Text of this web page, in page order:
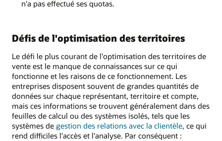
n'a pas effectué ses quotas.
Défis de l'optimisation des territoires
Le défi le plus courant de l'optimisation des territoires de
vente est le manque de connaissances sur ce qui
fonctionne et les raisons de ce fonctionnement. Les
entreprises disposent souvent de grandes quantités de
données sur chaque représentant, territoire et compte,
mais ces informations se trouvent généralement dans des
feuilles de calcul ou des systèmes isolés, tels que les
systèmes de gestion des relations avec la clientèle, ce qui
rend difficiles l'accès et l'analyse. Par conséquent :